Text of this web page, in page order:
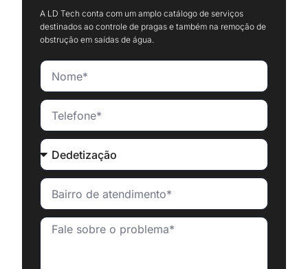
A LD Tech conta com um amplo catálogo de serviços
destinados ao controle de pragas e também na remoção de
obstrução em saídas de água.